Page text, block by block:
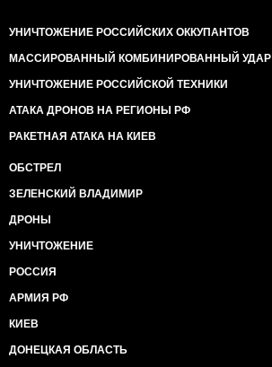
УНИЧТОЖЕНИЕ РОССИЙСКИХ ОККУПАНТОВ
МАССИРОВАННЫЙ КОМБИНИРОВАННЫЙ УДАР
УНИЧТОЖЕНИЕ РОССИЙСКОЙ ТЕХНИКИ
АТАКА ДРОНОВ НА РЕГИОНЫ РФ
РАКЕТНАЯ АТАКА НА КИЕВ
ОБСТРЕЛ
ЗЕЛЕНСКИЙ ВЛАДИМИР
ДРОНЫ
УНИЧТОЖЕНИЕ
РОССИЯ
АРМИЯ РФ
КИЕВ
ДОНЕЦКАЯ ОБЛАСТЬ